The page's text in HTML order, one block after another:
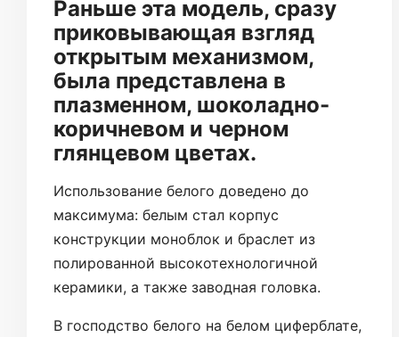
Раньше эта модель, сразу
приковывающая взгляд
открытым механизмом,
была представлена в
плазменном, шоколадно-
коричневом и черном
глянцевом цветах.
Использование белого доведено до
максимума: белым стал корпус
конструкции моноблок и браслет из
полированной высокотехнологичной
керамики, а также заводная головка.
В господство белого на белом циферблате,